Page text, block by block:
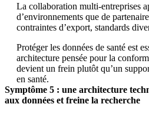
La collaboration multi-entreprises
d’environnements que de
contraintes d’export, standards
Protéger les données de santé est
architecture pensée pour la
devient un frein plutôt qu’un
en santé.
Symptôme 5 : une architecture
aux données et freine la recherche